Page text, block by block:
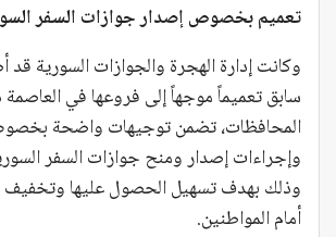
تعميم بخصوص إصدار جوازات السفر
وكانت إدارة الهجرة والجوازات السورية
سابق تعميماً موجهاً إلى فروعها في
المحافظات، تضمن توجيهات واضحة
وإجراءات إصدار ومنح جوازات السفر
وذلك بهدف تسهيل الحصول عليها وتخفيف
أمام المواطنين.